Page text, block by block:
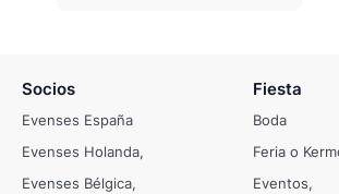
Socios
Evenses España
Evenses Holanda
Evenses Bélgica
Fiesta
Boda
Feria o
Eventos